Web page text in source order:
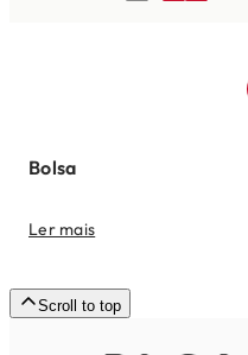
Bolsa
Ler mais
Scroll to top